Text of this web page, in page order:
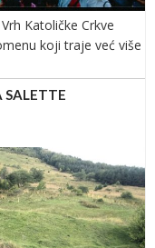
Katoličke Crkve
koji traje već više
SALETTE